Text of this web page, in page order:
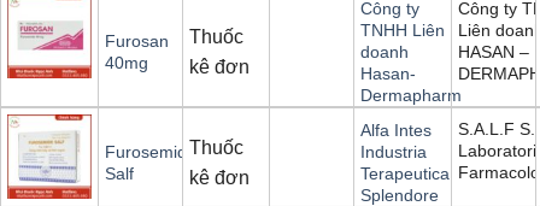
Furosan
40mg
Thuốc
kê đơn
Công ty
TNHH Liên
doanh
Hasan-
Dermapharm
Công ty
Liên
HASAN –
Furosemide
Salf
Thuốc
kê đơn
Alfa Intes
Industria
Terapeutica
Splendore
S.A.L.F